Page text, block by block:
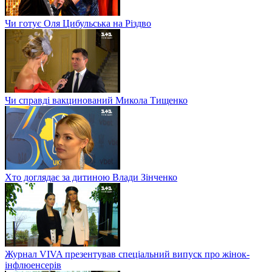
Чи готує Оля Цибульська на Різдво
Чи справді вакцинований Микола Тищенко
Хто доглядає за дитиною Влади Зінченко
Журнал VIVA презентував спеціальний випуск про жінок-
інфлюенсерів